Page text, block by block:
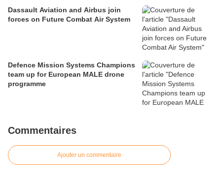
Dassault Aviation and Airbus join
forces on Future Combat Air System
Defence Mission Systems Champions
team up for European MALE drone
programme
Commentaires
Ajouter un commentaire